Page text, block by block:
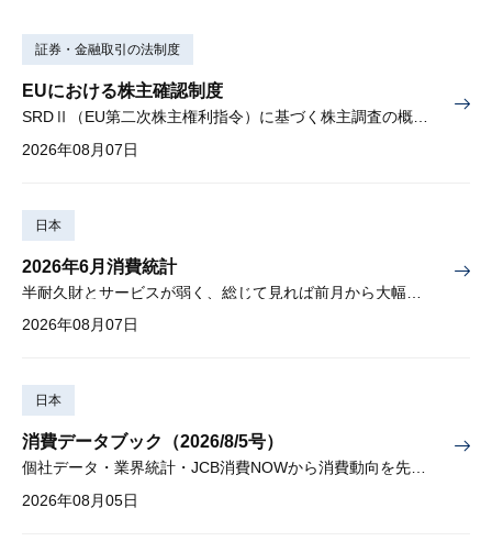
証券・金融取引の法制度
EUにおける株主確認制度
2026年08月07日
日本
2026年6月消費統計
2026年08月07日
日本
消費データブック（2026/8/5号）
2026年08月05日